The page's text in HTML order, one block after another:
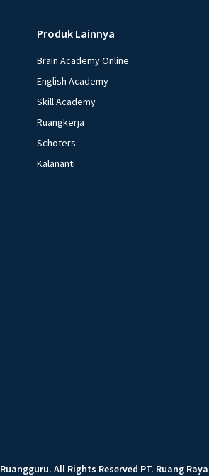
Produk Lainnya
Brain Academy Online
English Academy
Skill Academy
Ruangkerja
Schoters
Kalananti
Ruangguru. All Rights Reserved PT. Ruang